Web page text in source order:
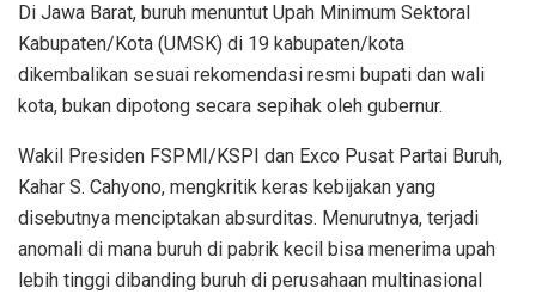
Di Jawa Barat, buruh menuntut Upah Minimum Sektoral
Kabupaten/Kota (UMSK) di 19 kabupaten/kota
dikembalikan sesuai rekomendasi resmi bupati dan wali
kota, bukan dipotong secara sepihak oleh gubernur.
Wakil Presiden FSPMI/KSPI dan Exco Pusat Partai Buruh,
Kahar S. Cahyono, mengkritik keras kebijakan yang
disebutnya menciptakan absurditas. Menurutnya, terjadi
anomali di mana buruh di pabrik kecil bisa menerima upah
lebih tinggi dibanding buruh di perusahaan multinasional